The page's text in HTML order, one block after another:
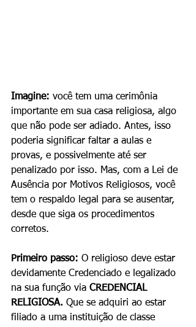
Imagine: você tem uma cerimônia
importante em sua casa religiosa, algo
que não pode ser adiado. Antes, isso
poderia significar faltar a aulas e
provas, e possivelmente até ser
penalizado por isso. Mas, com a Lei de
Ausência por Motivos Religiosos, você
tem o respaldo legal para se ausentar,
desde que siga os procedimentos
corretos.
Primeiro passo: O religioso deve estar
devidamente Credenciado e legalizado
na sua função via CREDENCIAL
RELIGIOSA. Que se adquiri ao estar
filiado a uma instituição de classe